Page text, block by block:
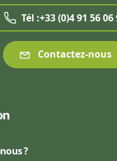
Tél :+33 (0)4 91 56 06
Contactez-nous
?